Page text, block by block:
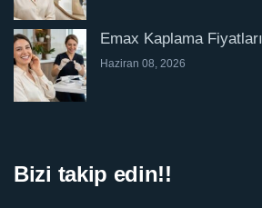
Emax Kaplama Fiyatları
Haziran 08, 2026
Bizi takip edin!!